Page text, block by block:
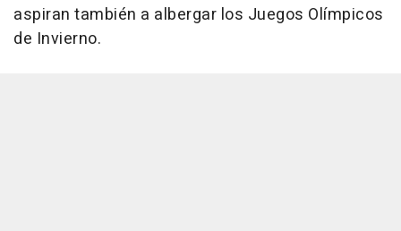
aspiran también a albergar los Juegos Olímpicos
de Invierno.